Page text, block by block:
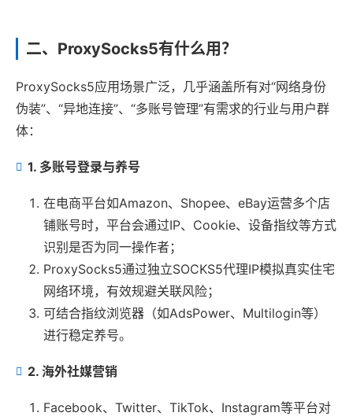
二、ProxySocks5有什么用？
ProxySocks5应用场景广泛，几乎涵盖所有对“网络身份
伪装”、“异地连接”、“多账号管理”有需求的行业与用户群
体：
1. 多账号登录与养号
在电商平台如Amazon、Shopee、eBay运营多个店
铺账号时，平台会通过IP、Cookie、设备指纹等方式
识别是否为同一操作者；
ProxySocks5通过独立SOCKS5代理IP模拟真实住宅
网络环境，有效规避关联风险；
可结合指纹浏览器（如AdsPower、Multilogin等）
进行稳定养号。
2. 海外社媒营销
Facebook、Twitter、TikTok、Instagram等平台对